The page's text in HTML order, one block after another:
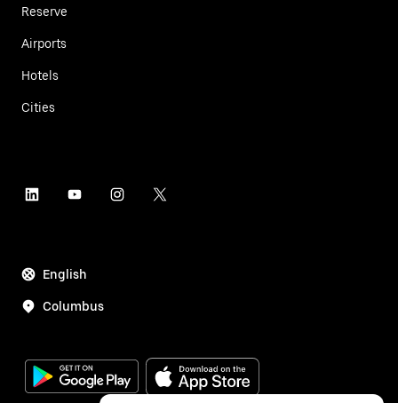
Reserve
Airports
Hotels
Cities
English
Columbus